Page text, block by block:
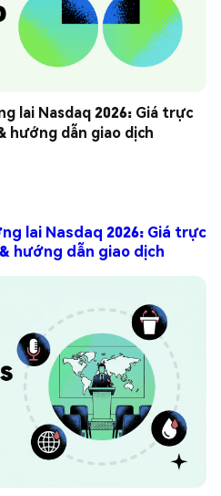
lai Nasdaq 2026: Giá trực
hướng dẫn giao dịch
lai Nasdaq 2026: Giá trực
hướng dẫn giao dịch